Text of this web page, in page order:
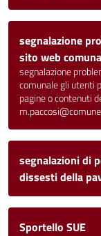
segnalazione
sito web
segnalazione
comunale gli utenti
pagine o contenuti
segnalazioni di
dissesti della
Sportello SUE